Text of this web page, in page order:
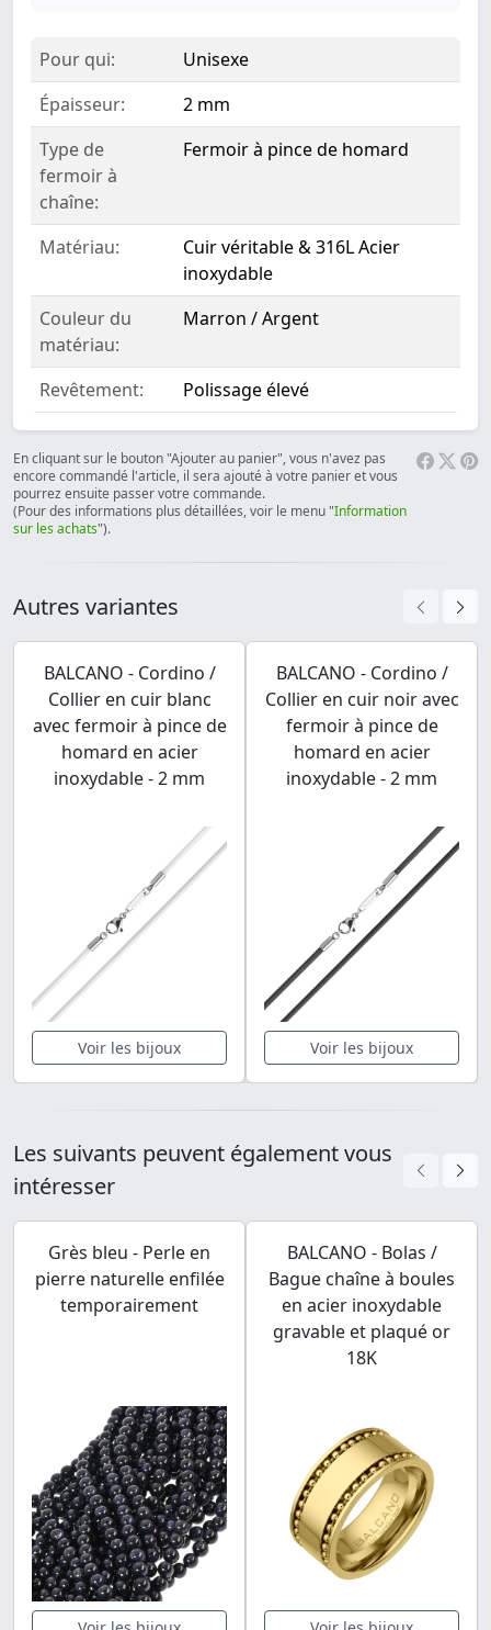
Pour qui:
Unisexe
Épaisseur:
2 mm
Type de
fermoir à
chaîne:
Fermoir à pince de homard
Matériau:
Cuir véritable & 316L Acier
inoxydable
Couleur du
matériau:
Marron / Argent
Revêtement: Polissage élevé
En cliquant sur le bouton "Ajouter au panier", vous n'avez pas
encore commandé l'article, il sera ajouté à votre panier et vous
pourrez ensuite passer votre commande.
(Pour des informations plus détaillées, voir le menu "Information
sur les achats").
Autres variantes
BALCANO - Cordino /
Collier en cuir blanc
avec fermoir à pince de
homard en acier
inoxydable - 2 mm
Voir les bijoux
BALCANO - Cordino /
Collier en cuir noir avec
fermoir à pince de
homard en acier
inoxydable - 2 mm
Voir les bijoux
Les suivants peuvent également vous
intéresser
Grès bleu - Perle en
pierre naturelle enfilée
temporairement
BALCANO - Bolas /
Bague chaîne à boules
en acier inoxydable
gravable et plaqué or
18K